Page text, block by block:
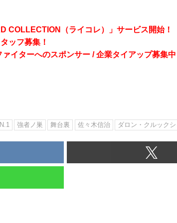
COLLECTION（ライコレ）」サービス開始！
ッフ募集！
イターへのスポンサー / 企業タイアップ募集中
強者ノ巣 舞台裏 佐々木信治 ダロン・クルックシ